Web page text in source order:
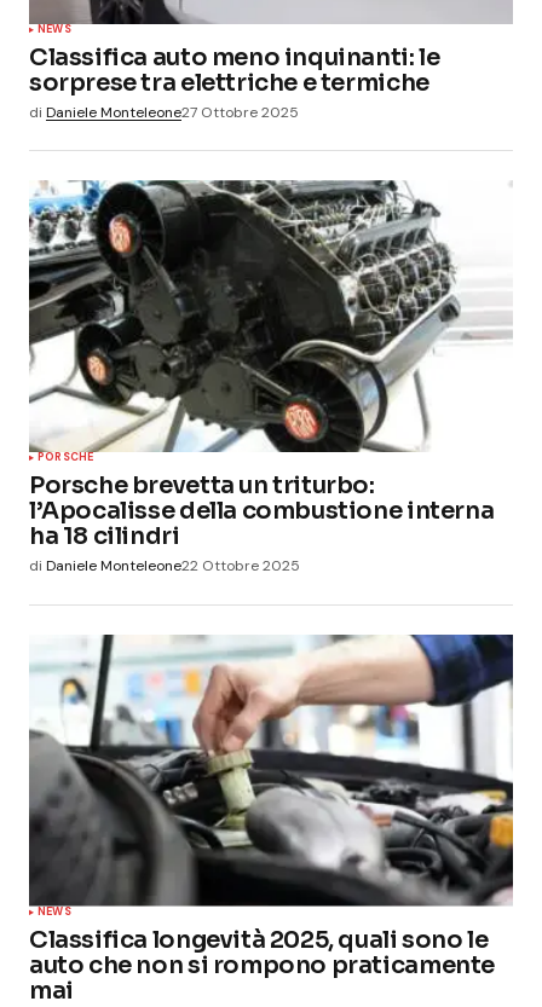
NEWS
Classifica auto meno inquinanti: le
sorprese tra elettriche e termiche
di Daniele Monteleone27 Ottobre 2025
PORSCHE
Porsche brevetta un triturbo:
l’Apocalisse della combustione interna
ha 18 cilindri
di Daniele Monteleone22 Ottobre 2025
NEWS
Classifica longevità 2025, quali sono le
auto che non si rompono praticamente
mai